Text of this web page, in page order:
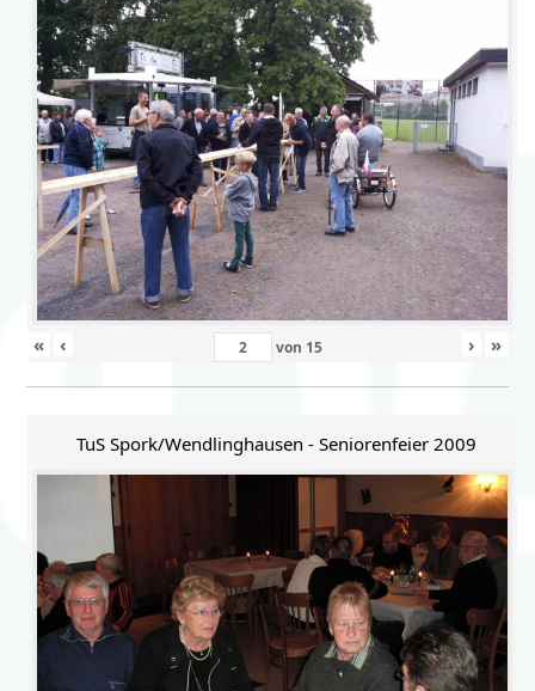
« ‹ von 15 › »
TuS Spork/Wendlinghausen - Seniorenfeier 2009